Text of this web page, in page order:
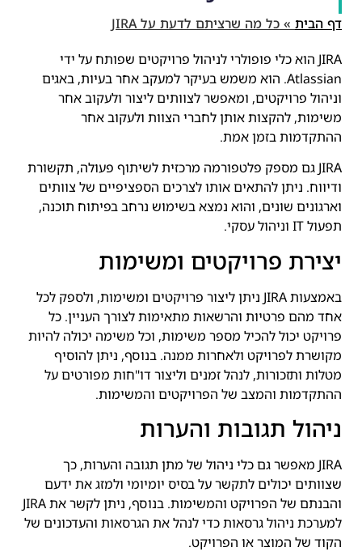
דף הבית » כל מה שרציתם לדעת על JIRA
JIRA הוא כלי פופולרי לניהול פרויקטים שפותח על ידי
Atlassian. הוא משמש בעיקר למעקב אחר בעיות, באגים
וניהול פרויקטים, ומאפשר לצוותים ליצור ולעקוב אחר
משימות, להקצות אותן לחברי הצוות ולעקוב אחר
ההתקדמות בזמן אמת.
JIRA גם מספק פלטפורמה מרכזית לשיתוף פעולה, תקשורת
ודיווח. ניתן להתאים אותו לצרכים הספציפיים של צוותים
וארגונים שונים, והוא נמצא בשימוש נרחב בפיתוח תוכנה,
תפעול IT וניהול עסקי.
יצירת פרויקטים ומשימות
באמצעות JIRA ניתן ליצור פרויקטים ומשימות, ולספק לכל
אחד מהם פרטיות והרשאות מתאימות לצורך העניין. כל
פרויקט יכול להכיל מספר משימות, וכל משימה יכולה להיות
מקושרת לפרויקט ולאחרות ממנה. בנוסף, ניתן להוסיף
מטלות ותזכורות, לנהל זמנים וליצור דו"חות מפורטים על
ההתקדמות והמצב של הפרויקטים והמשימות.
ניהול תגובות והערות
JIRA מאפשר גם כלי ניהול של מתן תגובה והערות, כך
שצוותים יכולים לתקשר על בסיס יומיומי ולמזג את ידעם
והבנתם של הפרויקט והמשימות. בנוסף, ניתן לקשר את JIRA
למערכת ניהול גרסאות כדי לנהל את הגרסאות והעדכונים של
הקוד של המוצר או הפרויקט.